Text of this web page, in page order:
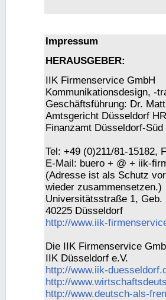
Impressum
HERAUSGEBER:
IIK Firmenservice GmbH
Kommunikationsdesign, -
Geschäftsführung: Dr.
Amtsgericht Düsseldorf
Finanzamt Düsseldorf-
Tel: +49 (0)211/81-15182,
E-Mail: buero + @ + iik-
(Adresse ist als Schutz
wieder zusammensetzen.)
Universitätsstraße 1, Geb.
40225 Düsseldorf
http://www.iik-
Die IIK Firmenservice
IIK Düsseldorf e.V.
http://www.iik-
http://
http://www.deutsch-als-